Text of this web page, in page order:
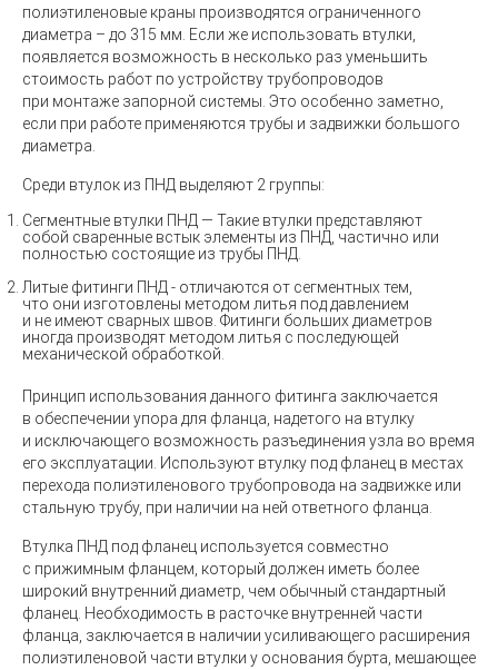
полиэтиленовые краны производятся ограниченного
диаметра – до 315 мм. Если же использовать втулки,
появляется возможность в несколько раз уменьшить
стоимость работ по устройству трубопроводов
при монтаже запорной системы. Это особенно заметно,
если при работе применяются трубы и задвижки большого
диаметра.
Среди втулок из ПНД выделяют 2 группы:
Сегментные втулки ПНД — Такие втулки представляют
собой сваренные встык элементы из ПНД, частично или
полностью состоящие из трубы ПНД.
Литые фитинги ПНД - отличаются от сегментных тем,
что они изготовлены методом литья под давлением
и не имеют сварных швов. Фитинги больших диаметров
иногда производят методом литья с последующей
механической обработкой.
Принцип использования данного фитинга заключается
в обеспечении упора для фланца, надетого на втулку
и исключающего возможность разъединения узла во время
его эксплуатации. Используют втулку под фланец в местах
перехода полиэтиленового трубопровода на задвижке или
стальную трубу, при наличии на ней ответного фланца.
Втулка ПНД под фланец используется совместно
с прижимным фланцем, который должен иметь более
широкий внутренний диаметр, чем обычный стандартный
фланец. Необходимость в расточке внутренней части
фланца, заключается в наличии усиливающего расширения
полиэтиленовой части втулки у основания бурта, мешающее